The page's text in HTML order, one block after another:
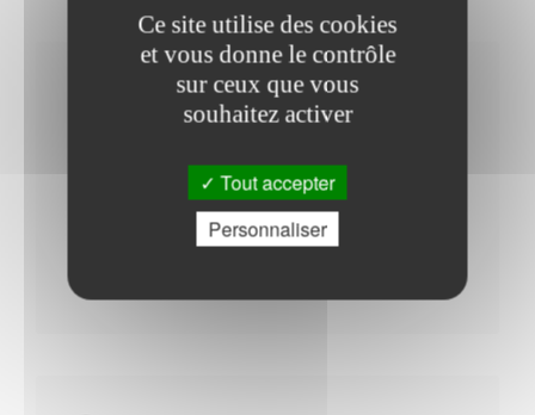
Horaires Mairie
Samedi : - 08h00 à 12h00
Du Lundi au Vendredi : - 08h00 à 12h00 - 13h30 à
Ce site utilise des cookies
et vous donne le contrôle
sur ceux que vous
souhaitez activer
Tout accepter
Personnaliser